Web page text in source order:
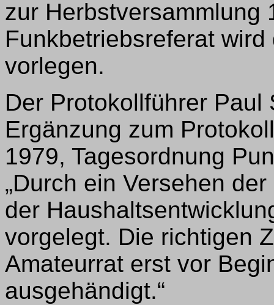
zur Herbstversammlung
Funkbetriebsreferat
vorlegen.
Der Protokollführer Paul
Ergänzung zum
1979, Tagesordnung
„Durch ein Versehen
der
vorgelegt. Die richtigen
Amateurrat erst vor
ausgehändigt.“